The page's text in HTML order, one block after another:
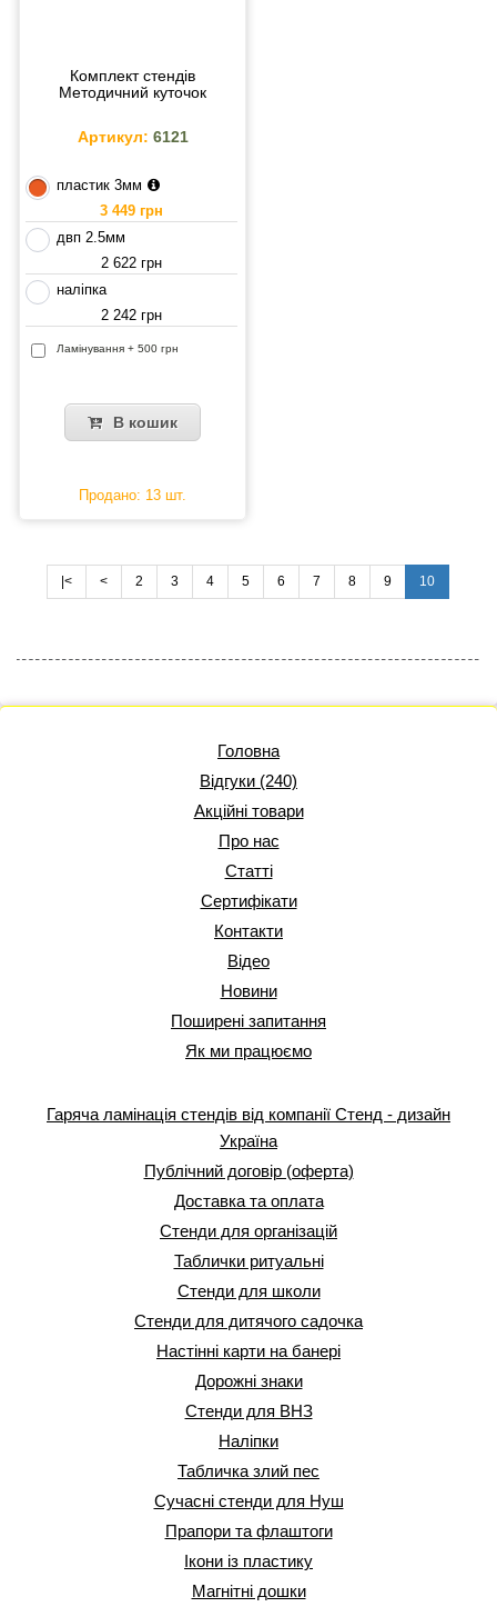
Комплект стендів
Методичний куточок
Артикул: 6121
пластик 3мм
3 449 грн
двп 2.5мм
2 622 грн
наліпка
2 242 грн
Ламінування + 500 грн
В кошик
Продано: 13 шт.
|< < 2 3 4 5 6 7 8 9 10
Головна
Відгуки (240)
Акційні товари
Про нас
Статті
Сертифікати
Контакти
Відео
Новини
Поширені запитання
Як ми працюємо
Гаряча ламінація стендів від компанії Стенд - дизайн
Україна
Публічний договір (оферта)
Доставка та оплата
Стенди для організацій
Таблички ритуальні
Стенди для школи
Стенди для дитячого садочка
Настінні карти на банері
Дорожні знаки
Стенди для ВНЗ
Наліпки
Табличка злий пес
Сучасні стенди для Нуш
Прапори та флаштоги
Ікони із пластику
Магнітні дошки